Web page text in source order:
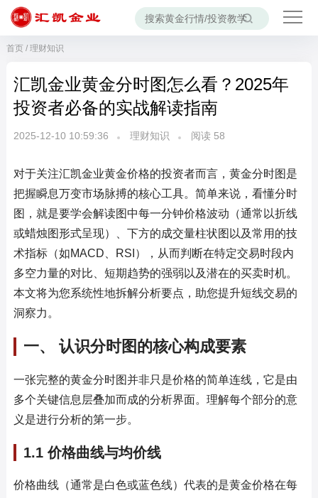
首页/ 理财知识
汇凯金业黄金分时图怎么看？2025年
投资者必备的实战解读指南
2025-12-10 10:59:36 理财知识 阅读 58
对于关注汇凯金业黄金价格的投资者而言，黄金分时图是
把握瞬息万变市场脉搏的核心工具。简单来说，看懂分时
图，就是要学会解读图中每一分钟价格波动（通常以折线
或蜡烛图形式呈现）、下方的成交量柱状图以及常用的技
术指标（如MACD、RSI），从而判断在特定交易时段内
多空力量的对比、短期趋势的强弱以及潜在的买卖时机。
本文将为您系统性地拆解分析要点，助您提升短线交易的
洞察力。
一、 认识分时图的核心构成要素
一张完整的黄金分时图并非只是价格的简单连线，它是由
多个关键信息层叠加而成的分析界面。理解每个部分的意
义是进行分析的第一步。
1.1 价格曲线与均价线
价格曲线（通常是白色或蓝色线）代表的是黄金价格在每